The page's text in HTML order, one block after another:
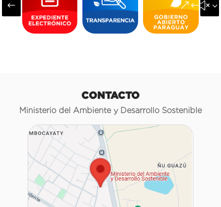
#
CONTACTO
Ministerio del Ambiente y Desarrollo Sostenible